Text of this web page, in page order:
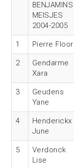
BENJAMINS
MEISJES
2004-2005
1 Pierre Floor
2
Gendarme
Xara
3
Geudens
Yane
4
Henderickx
June
5
Verdonck
Lise